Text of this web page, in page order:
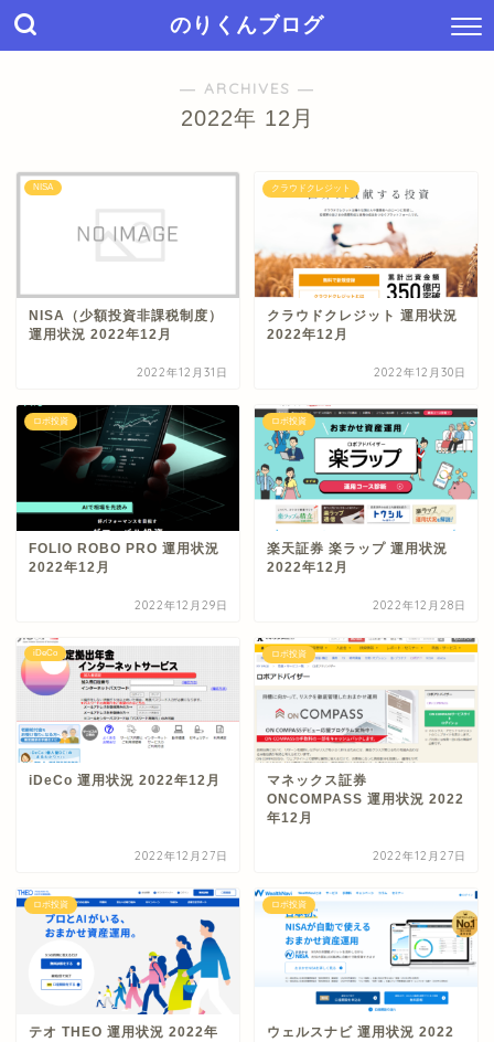
のりくんブログ
― ARCHIVES ―
2022年 12月
NISA
NISA（少額投資非課税制度）
運用状況 2022年12月
2022年12月31日
クラウドクレジット
クラウドクレジット 運用状況
2022年12月
2022年12月30日
ロボ投資
FOLIO ROBO PRO 運用状況
2022年12月
2022年12月29日
ロボ投資
楽天証券 楽ラップ 運用状況
2022年12月
2022年12月28日
iDeCo
iDeCo 運用状況 2022年12月
2022年12月27日
ロボ投資
マネックス証券
ONCOMPASS 運用状況 2022
年12月
2022年12月27日
ロボ投資
テオ THEO 運用状況 2022年
ロボ投資
ウェルスナビ 運用状況 2022